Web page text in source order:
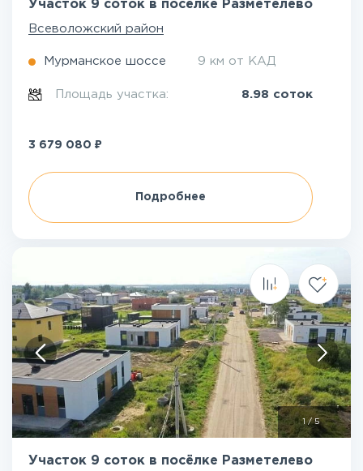
Участок 9 соток в посёлке Разметелево
Всеволожский район
Мурманское шоссе 9 км от КАД
Площадь участка: 8.98 соток
3 679 080 ₽
Подробнее
1 /5
Участок 9 соток в посёлке Разметелево